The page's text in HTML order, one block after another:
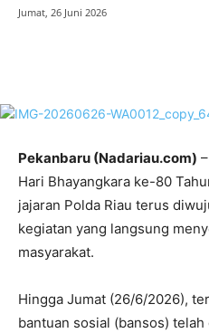
Jumat, 26 Juni 2026
Pekanbaru (Nadariau.com)
Hari Bhayangkara ke-80
jajaran Polda Riau terus
kegiatan yang langsung
masyarakat.
Hingga Jumat (26/6/2026),
bantuan sosial (bansos)